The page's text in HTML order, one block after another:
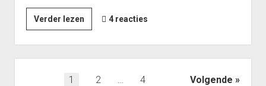
Verder lezenEindbazen
en
informatie:
never
4 reacties
1 2 … 4 Volgende